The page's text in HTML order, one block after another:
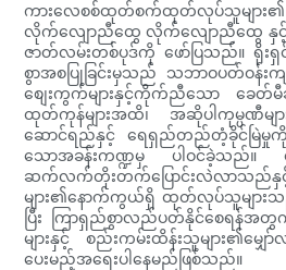
ကားလေစစ်ထုတ်စက်ထုတ်လုပ်သူမ
လိုက်လျောညီထွေ လိုက်လျောညီထွေ နှင့်
ဇာတ်လမ်းတစ်ပုဒ်ကို ဖော်ပြသည်။ ရိုးရှင်း
စွာအစပြုခြင်းမှသည် သဘာဝပတ်ဝန်းက
စျေးကွက်များနှင့်ကိုက်ညီသော ခေတ်မီ
ထုတ်ကုန်များအထိ၊ အဆိုပါကုမ္ပဏီမျ
ဆောင်ရည်နှင့် ရေရှည်တည်တံ့ခိုင်မြဲမှုကို
သောအခန်းကဏ္ဍမှ ပါဝင်ခဲ့သည်။
ဆက်လက်တိုးတက်ပြောင်းလဲလာ
များ၏နောက်ကွယ်ရှိ ထုတ်လုပ်သူများသည်
ပြီး ကြာရှည်စွာလည်ပတ်နိုင်စေရန်အတွ
များနှင့် စည်းကမ်းထိန်းသူများ၏မျှ
ပေးမည့်အရေးပါနေမည်ဖြစ်သည်။